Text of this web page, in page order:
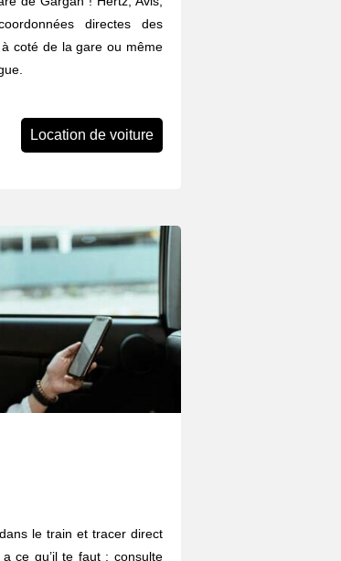
directes des
coté de la gare ou même
Location de voiture
le train et tracer direct
ce qu’il te faut : consulte